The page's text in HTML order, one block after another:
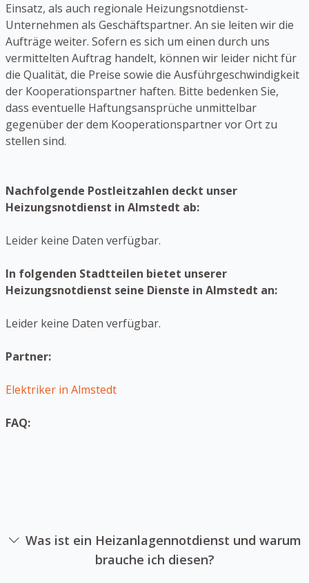
Einsatz, als auch regionale Heizungsnotdienst-
Unternehmen als Geschäftspartner. An sie leiten wir die
Aufträge weiter. Sofern es sich um einen durch uns
vermittelten Auftrag handelt, können wir leider nicht für
die Qualität, die Preise sowie die Ausführgeschwindigkeit
der Kooperationspartner haften. Bitte bedenken Sie,
dass eventuelle Haftungsansprüche unmittelbar
gegenüber der dem Kooperationspartner vor Ort zu
stellen sind.
Nachfolgende Postleitzahlen deckt unser
Heizungsnotdienst in Almstedt ab:
Leider keine Daten verfügbar.
In folgenden Stadtteilen bietet unserer
Heizungsnotdienst seine Dienste in Almstedt an:
Leider keine Daten verfügbar.
Partner:
Elektriker in Almstedt
FAQ:
Was ist ein Heizanlagennotdienst und warum
brauche ich diesen?